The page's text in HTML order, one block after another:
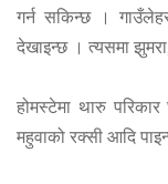
गर्न सकिन्छ ।
देखाइन्छ । त्यसमा
होमस्टेमा थारु
महुवाको रक्सी आदि